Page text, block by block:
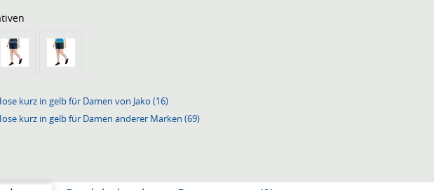
kurz in gelb für Damen von Jako (16)
kurz in gelb für Damen anderer Marken (69)